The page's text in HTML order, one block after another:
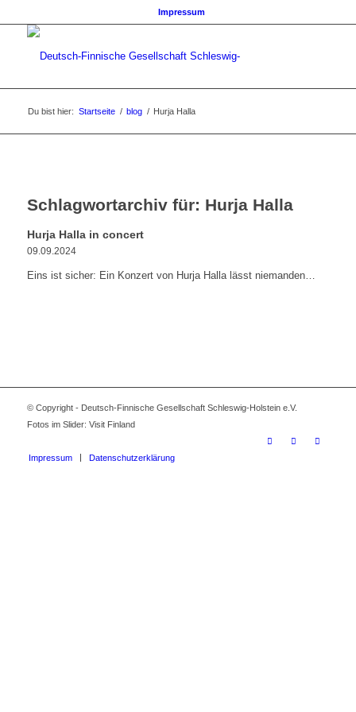
Impressum
Du bist hier: Startseite / blog / Hurja Halla
Schlagwortarchiv für: Hurja Halla
Hurja Halla in concert
09.09.2024
Eins ist sicher: Ein Konzert von Hurja Halla lässt niemanden…
© Copyright - Deutsch-Finnische Gesellschaft Schleswig-Holstein e.V.
Fotos im Slider: Visit Finland
Impressum Datenschutzerklärung